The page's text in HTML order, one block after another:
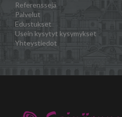
Referenssejä
Palvelut
Edustukset
Usein kysytyt kysymykset
Yhteystiedot